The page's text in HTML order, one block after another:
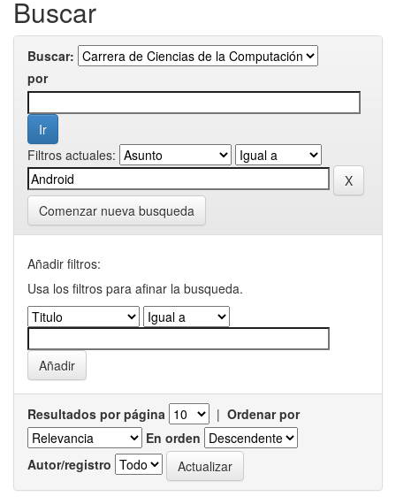
Buscar
Buscar:
por
Filtros actuales:
Comenzar nueva busqueda
Añadir filtros:
Usa los filtros para afinar la busqueda.
Resultados por página | Ordenar por
En orden
Autor/registro